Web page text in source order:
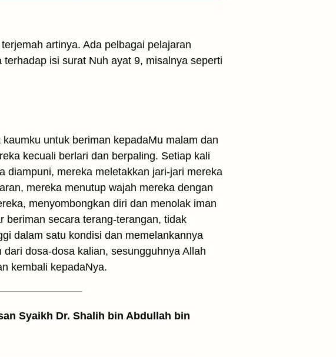
artinya. Ada pelbagai pelajaran
isi surat Nuh ayat 9, misalnya seperti
untuk beriman kepadaMu malam dan
kecuali berlari dan berpaling. Setiap kali
diampuni, mereka meletakkan jari-jari mereka
mereka menutup wajah mereka dengan
menyombongkan diri dan menolak iman
beriman secara terang-terangan, tidak
dalam satu kondisi dan memelankannya
dosa-dosa kalian, sesungguhnya Allah
kembali kepadaNya.
Syaikh Dr. Shalih bin Abdullah bin